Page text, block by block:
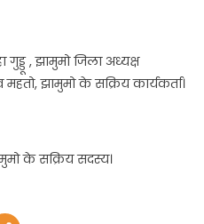
, झामुमो जिला अध्यक्ष
झामुमो के सक्रिय कार्यकर्ता।
के सक्रिय सदस्य।